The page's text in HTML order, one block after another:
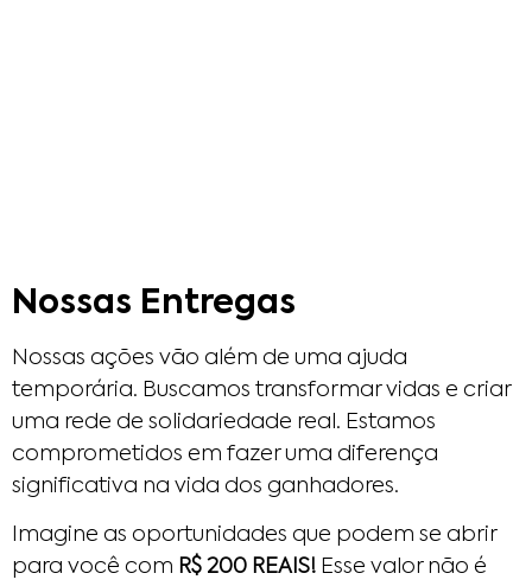
Nossas Entregas
Nossas ações vão além de uma ajuda
temporária. Buscamos transformar vidas e criar
uma rede de solidariedade real. Estamos
comprometidos em fazer uma diferença
significativa na vida dos ganhadores.
Imagine as oportunidades que podem se abrir
para você com R$ 200 REAIS! Esse valor não é